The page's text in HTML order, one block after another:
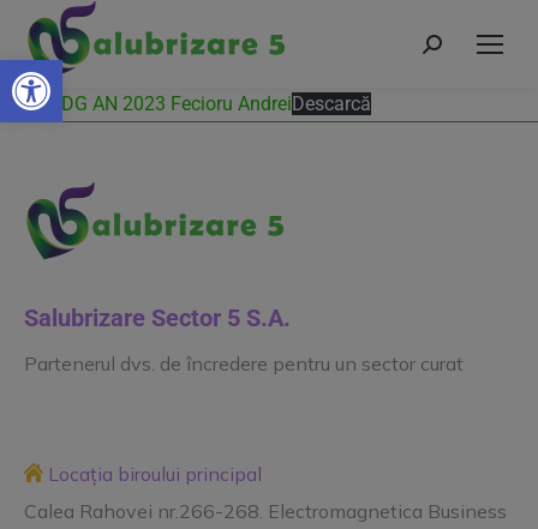
Deschide bara de unelte
Raport DG AN 2023 Fecioru AndreiDescarcă
Salubrizare Sector 5 S.A.
Partenerul dvs. de încredere pentru un sector curat
Locația biroului principal
Calea Rahovei nr.266-268. Electromagnetica Business